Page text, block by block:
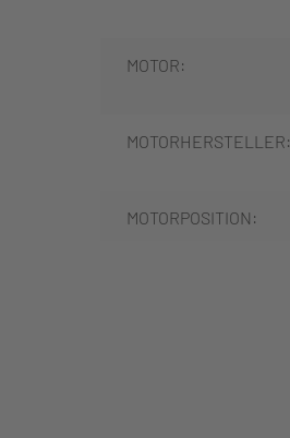
MOTOR:
MOTORHERSTELLER:
MOTORPOSITION: